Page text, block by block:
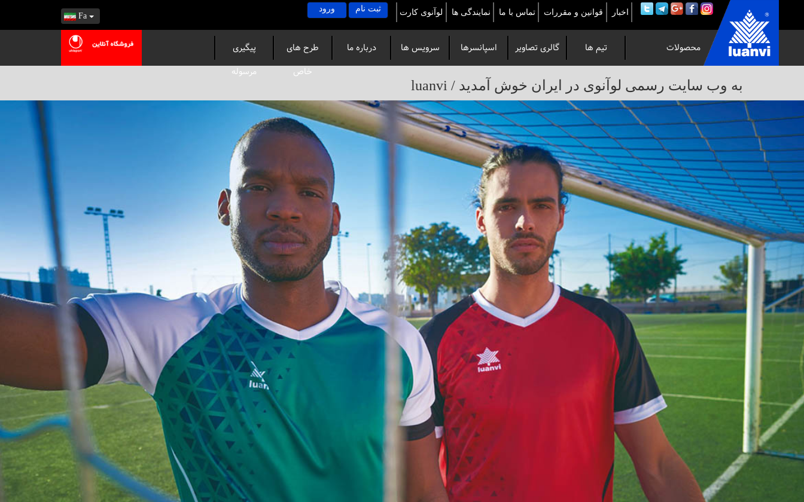
Fa
وب
سایت
رسمی
لوآنوی
در
ایران
خوش
آمدید
/
luanvi
اخبار قوانین و مقررات تماس با ما نمایندگی ها لوآنوی کارت ثبت نام ورود
محصولات تیم ها گالری تصاویر اسپانسرها سرویس ها درباره ما
طرح های
خاص
پیگیری
مرسوله
به وب سایت رسمی لوآنوی در ایران خوش آمدید / luanvi